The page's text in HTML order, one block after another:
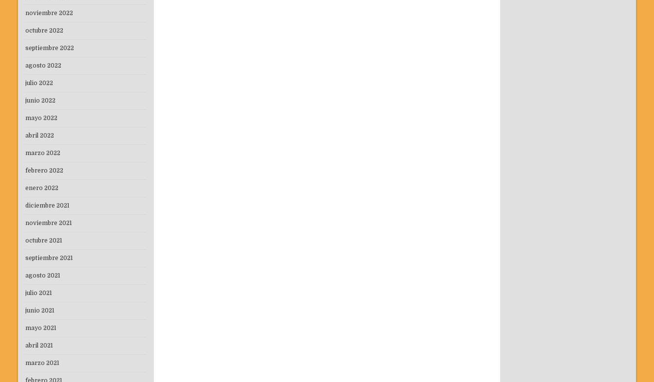
noviembre 2022
octubre 2022
septiembre 2022
agosto 2022
julio 2022
junio 2022
mayo 2022
abril 2022
marzo 2022
febrero 2022
enero 2022
diciembre 2021
noviembre 2021
octubre 2021
septiembre 2021
agosto 2021
julio 2021
junio 2021
mayo 2021
abril 2021
marzo 2021